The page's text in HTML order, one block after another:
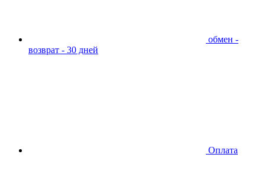
обмен -
возврат - 30 дней
Оплата